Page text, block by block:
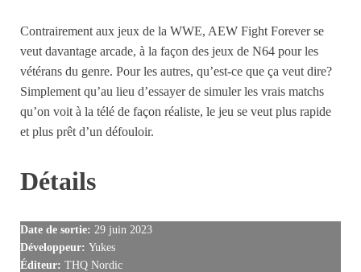
Contrairement aux jeux de la WWE, AEW Fight Forever se
veut davantage arcade, à la façon des jeux de N64 pour les
vétérans du genre. Pour les autres, qu’est-ce que ça veut dire?
Simplement qu’au lieu d’essayer de simuler les vrais matchs
qu’on voit à la télé de façon réaliste, le jeu se veut plus rapide
et plus prêt d’un défouloir.
Détails
Date de sortie: 29 juin 2023
Développeur: Yukes
Éditeur: THQ Nordic